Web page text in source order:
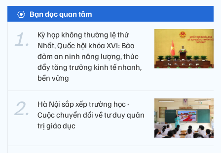
Bạn đọc quan tâm
Kỳ họp không thường lệ thứ
Nhất, Quốc hội khóa XVI: Bảo
đảm an ninh năng lượng, thúc
đẩy tăng trưởng kinh tế nhanh,
bền vững
Hà Nội sắp xếp trường học -
Cuộc chuyển đổi về tư duy quản
trị giáo dục